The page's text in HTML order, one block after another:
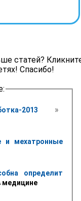
статей?
Спасибо!
2013 »
и мехатронные
определит
медицине